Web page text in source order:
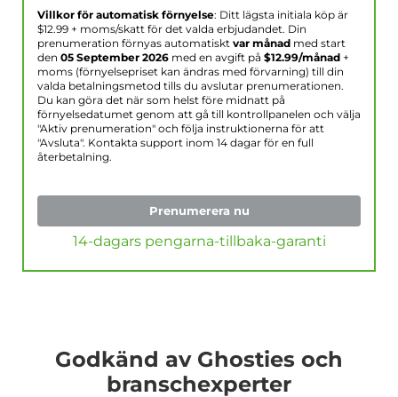
Villkor för automatisk förnyelse: Ditt lägsta initiala köp är
$12.99 + moms/skatt för det valda erbjudandet. Din
prenumeration förnyas automatiskt var månad med start
den 05 September 2026 med en avgift på $12.99/månad +
moms (förnyelsepriset kan ändras med förvarning) till din
valda betalningsmetod tills du avslutar prenumerationen.
Du kan göra det när som helst före midnatt på
förnyelsedatumet genom att gå till kontrollpanelen och välja
"Aktiv prenumeration" och följa instruktionerna för att
"Avsluta". Kontakta support inom 14 dagar för en full
återbetalning.
Prenumerera nu
14-dagars pengarna-tillbaka-garanti
Godkänd av Ghosties och
branschexperter